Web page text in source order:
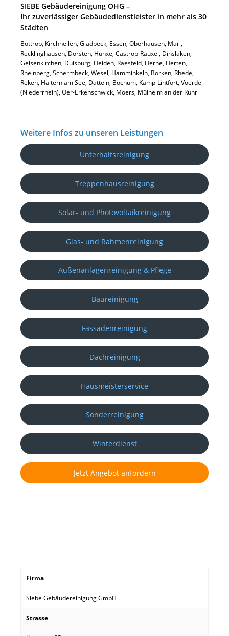
SIEBE Gebäudereinigung OHG –
Ihr zuverlässiger Gebäudedienstleister in mehr als 30
Städten
Bottrop, Kirchhellen, Gladbeck, Essen, Oberhausen, Marl,
Recklinghausen, Dorsten, Hünxe, Castrop-Rauxel, Dinslaken,
Gelsenkirchen, Duisburg, Heiden, Raesfeld, Herne, Herten,
Rheinberg, Schermbeck, Wesel, Hamminkeln, Borken, Rhede,
Reken, Haltern am See, Datteln, Bochum, Kamp-Lintfort, Voerde
(Niederrhein), Oer-Erkenschwick, Moers, Mülheim an der Ruhr
Weitere Infos zu unseren Leistungen
Unterhaltsreinigung
Treppenhausreinigung
Solar- und Photovoltaikreinigung
Glas- und Rahmenreinigung
Außenanlagenreinigung & Pflege
Baureinigung
Fassadenreinigung
Dachreinigung
Hausmeisterservice
Sonderreinigung
Winterdienst
Jetzt Angebot anfordern
Firma
Siebe Gebäudereinigung GmbH
Strasse